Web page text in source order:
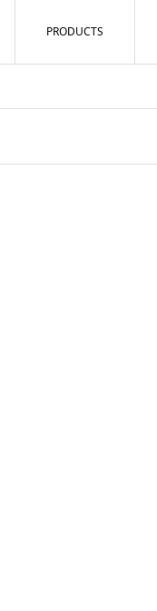
PRODUCTS